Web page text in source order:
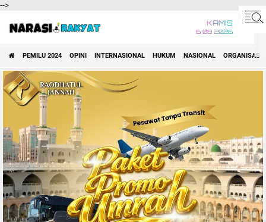
-->
KAMIS
6 08 2026
PEMILU 2024 OPINI INTERNASIONAL HUKUM NASIONAL ORGANISASI